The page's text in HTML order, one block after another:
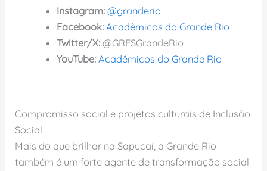
Instagram: @granderio
Facebook: Acadêmicos do Grande Rio
Twitter/X:@GRESGrandeRio
YouTube: Acadêmicos do Grande Rio
Compromisso social e projetos culturais de Inclusão
Social
Mais do que brilhar na Sapucaí, a Grande Rio
também é um forte agente de transformação social